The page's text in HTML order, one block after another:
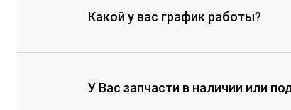
Какой у вас график работы?
У Вас запчасти в наличии или